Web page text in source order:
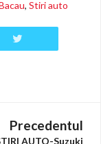
, Stiri auto
Precedentul
AUTO-Suzuki